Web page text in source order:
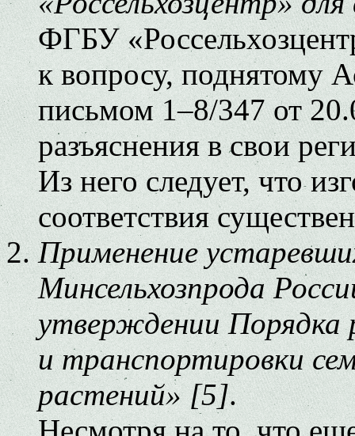
ФГБУ
к вопросу, поднятому
письмом 1–8/347 от
разъяснения в свои
Из него следует, что
соответствия
Применение
Минсельхозпрода
утверждении Порядка
и транспортировки
растений» [5].